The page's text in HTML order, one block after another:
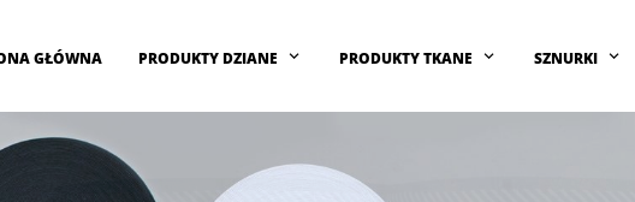
GŁÓWNA PRODUKTY DZIANE PRODUKTY TKANE SZNURKI